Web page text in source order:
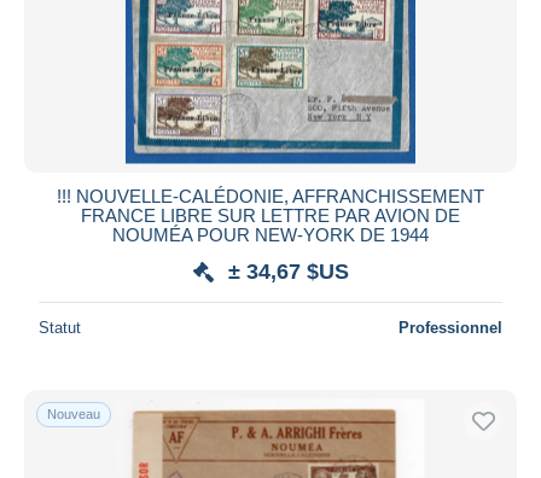
!!! NOUVELLE-CALÉDONIE, AFFRANCHISSEMENT
FRANCE LIBRE SUR LETTRE PAR AVION DE
NOUMÉA POUR NEW-YORK DE 1944
± 34,67 $US
Statut Professionnel
Nouveau